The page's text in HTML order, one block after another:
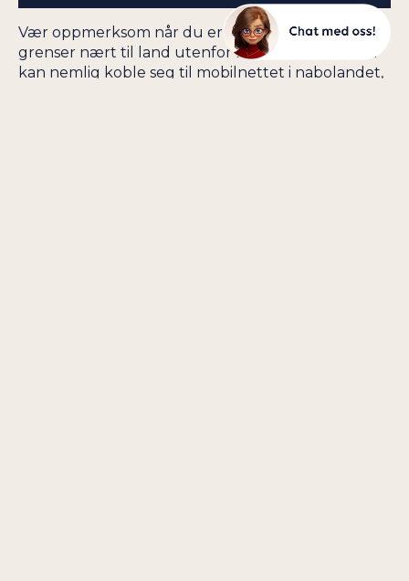
Vær oppmerksom når du er på reise i EU-land som
grenser nært til land utenfor EU. Mobiltelefonen
kan nemlig koble seg til mobilnettet i nabolandet,